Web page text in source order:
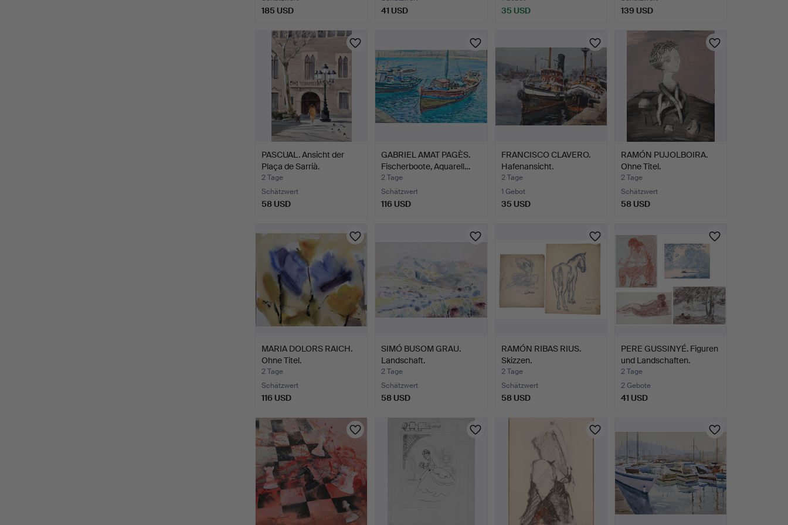
185 USD 41 USD 35 USD 139 USD
PASCUAL. Ansicht der
Plaça de Sarrià.
2 Tage
Schätzwert
58 USD
GABRIEL AMAT PAGÈS.
Fischerboote, Aquarell…
2 Tage
Schätzwert
116 USD
FRANCISCO CLAVERO.
Hafenansicht.
2 Tage
1 Gebot
35 USD
RAMÓN PUJOLBOIRA.
Ohne Titel.
2 Tage
Schätzwert
58 USD
MARIA DOLORS RAICH.
Ohne Titel.
2 Tage
Schätzwert
116 USD
SIMÓ BUSOM GRAU.
Landschaft.
2 Tage
Schätzwert
58 USD
RAMÓN RIBAS RIUS.
Skizzen.
2 Tage
Schätzwert
58 USD
PERE GUSSINYÉ. Figuren
und Landschaften.
2 Tage
2 Gebote
41 USD